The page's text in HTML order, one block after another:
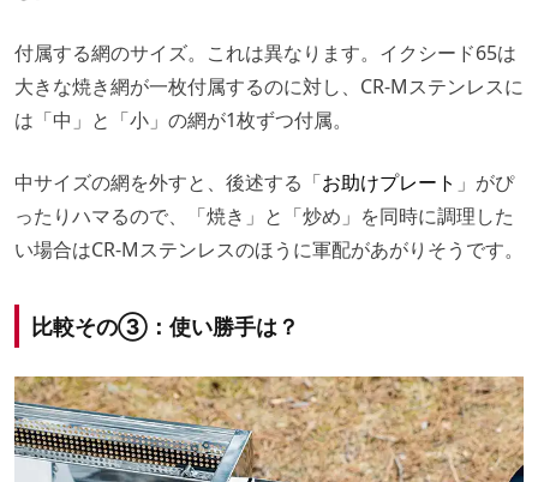
付属する網のサイズ。これは異なります。イクシード65は
大きな焼き網が一枚付属するのに対し、CR-Mステンレスに
は「中」と「小」の網が1枚ずつ付属。
中サイズの網を外すと、後述する「お助けプレート 」がぴ
ったりハマるので、「焼き」と「炒め」を同時に調理した
い場合はCR-Mステンレスのほうに軍配があがりそうです。
比較その③：使い勝手は？